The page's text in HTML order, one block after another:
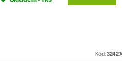
Kód: